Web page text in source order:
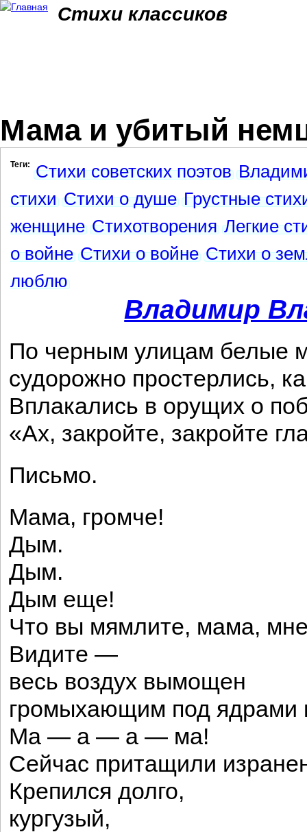
Стихи классиков
Мама и убитый
Теги: Стихи советских поэтов
стихи Стихи о душе Грустные
женщине Стихотворения Легкие
о войне Стихи о войне Стихи о
люблю
Владимир
По черным улицам белые
судорожно простерлись,
Вплакались в орущих о
«Ах, закройте, закройте
Письмо.
Мама, громче!
Дым.
Дым.
Дым еще!
Что вы мямлите, мама,
Видите —
весь воздух вымощен
громыхающим под ядрами
Ма — а — а — ма!
Сейчас притащили
Крепился долго,
кургузый,